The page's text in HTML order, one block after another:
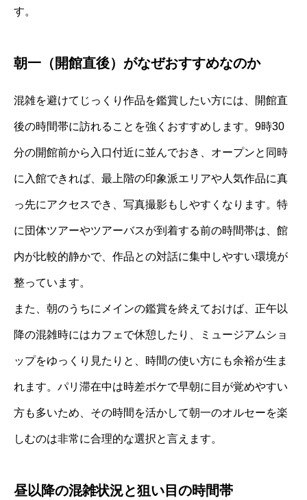
す。
朝一（開館直後）がなぜおすすめなのか
混雑を避けてじっくり作品を鑑賞したい方には、開館直
後の時間帯に訪れることを強くおすすめします。9時30
分の開館前から入口付近に並んでおき、オープンと同時
に入館できれば、最上階の印象派エリアや人気作品に真
っ先にアクセスでき、写真撮影もしやすくなります。特
に団体ツアーやツアーバスが到着する前の時間帯は、館
内が比較的静かで、作品との対話に集中しやすい環境が
整っています。
また、朝のうちにメインの鑑賞を終えておけば、正午以
降の混雑時にはカフェで休憩したり、ミュージアムショ
ップをゆっくり見たりと、時間の使い方にも余裕が生ま
れます。パリ滞在中は時差ボケで早朝に目が覚めやすい
方も多いため、その時間を活かして朝一のオルセーを楽
しむのは非常に合理的な選択と言えます。
昼以降の混雑状況と狙い目の時間帯